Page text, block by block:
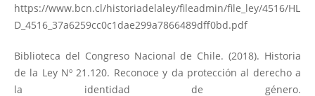
https://www.bcn.cl/historiadelaley/fileadmin/file_ley/4516/HL
D_4516_37a6259cc0c1dae299a7866489dff0bd.pdf
Biblioteca del Congreso Nacional de Chile. (2018). Historia
de la Ley Nº 21.120. Reconoce y da protección al derecho a
la identidad de género.